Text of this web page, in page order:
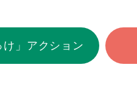
け」アクション